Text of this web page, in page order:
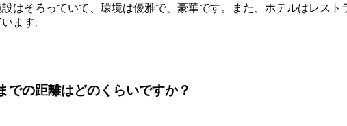
はそろっていて、環境は優雅で、豪華です。また、ホテルはレス
ます。
の距離はどのくらいですか？